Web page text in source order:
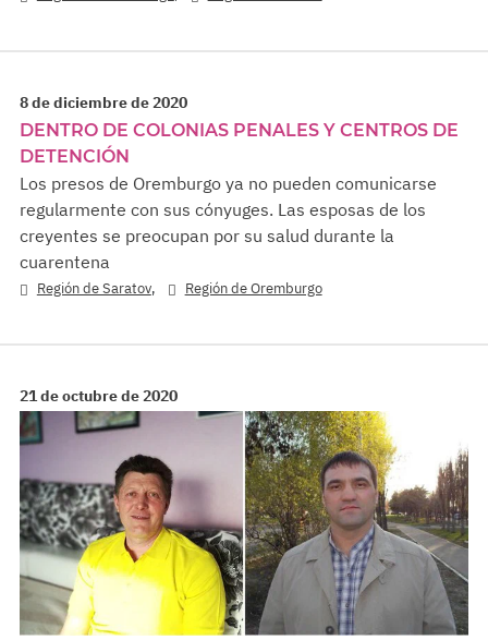
8 de diciembre de 2020
DENTRO DE COLONIAS PENALES Y CENTROS DE
DETENCIÓN
Los presos de Oremburgo ya no pueden comunicarse
regularmente con sus cónyuges. Las esposas de los
creyentes se preocupan por su salud durante la
cuarentena
Región de Saratov, Región de Oremburgo
21 de octubre de 2020